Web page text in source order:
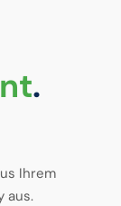
.
Ihrem
aus.